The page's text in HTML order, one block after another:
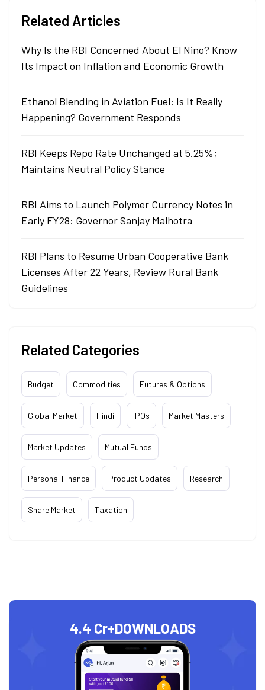
Related Articles
Why Is the RBI Concerned About El Nino? Know
Its Impact on Inflation and Economic Growth
Ethanol Blending in Aviation Fuel: Is It Really
Happening? Government Responds
RBI Keeps Repo Rate Unchanged at 5.25%;
Maintains Neutral Policy Stance
RBI Aims to Launch Polymer Currency Notes in
Early FY28: Governor Sanjay Malhotra
RBI Plans to Resume Urban Cooperative Bank
Licenses After 22 Years, Review Rural Bank
Guidelines
Related Categories
Budget Commodities Futures & Options
Global Market Hindi IPOs Market Masters
Market Updates Mutual Funds
Personal Finance Product Updates Research
Share Market Taxation
4.4 Cr+DOWNLOADS